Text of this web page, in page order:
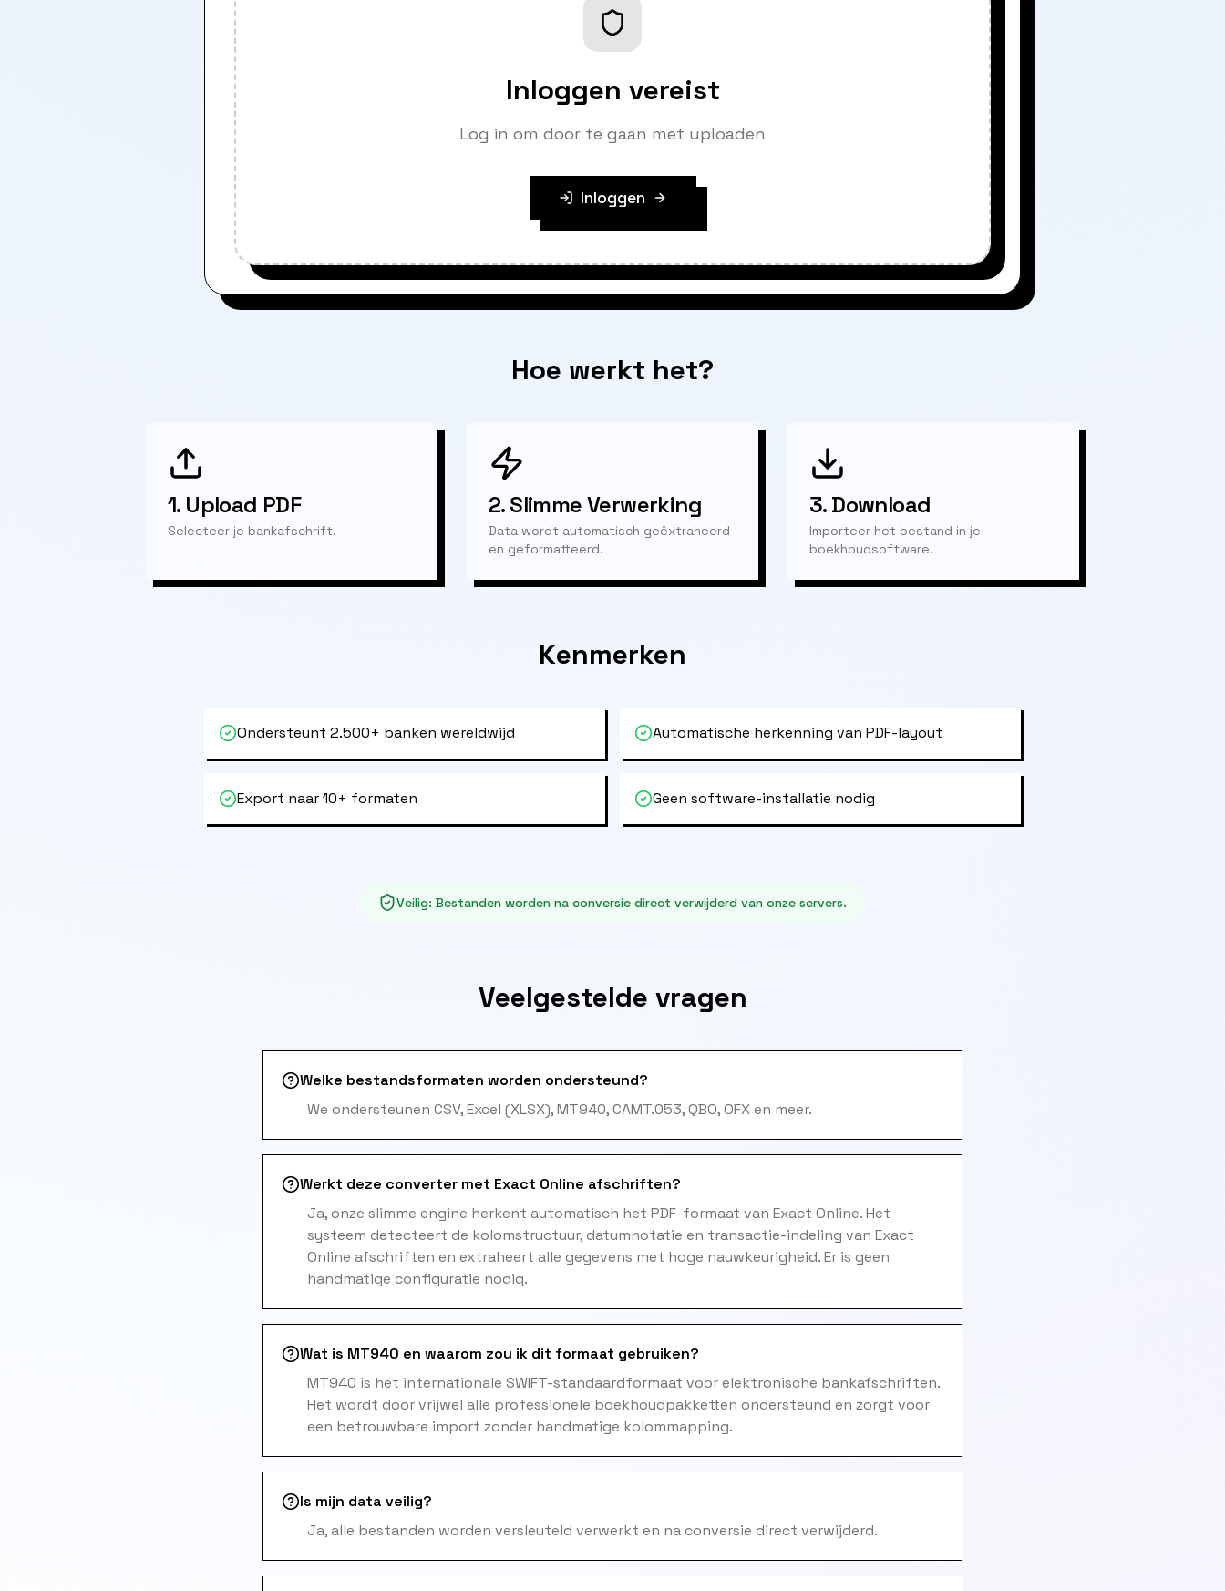
Inloggen vereist
Log in om door te gaan met uploaden
Inloggen
Hoe werkt het?
1. Upload PDF
Selecteer je bankafschrift.
2.Slimme Verwerking
Data wordt automatisch geëxtraheerd
en geformatteerd.
3.Download
Importeer het bestand in je
boekhoudsoftware.
Kenmerken
Ondersteunt 2.500+ banken wereldwijd Automatische herkenning van PDF-layout
Export naar 10+ formaten Geen software-installatie nodig
Veilig: Bestanden worden na conversie direct verwijderd van onze servers.
Veelgestelde vragen
Welke bestandsformaten worden ondersteund?
We ondersteunen CSV, Excel (XLSX), MT940, CAMT.053, QBO, OFX en meer.
Werkt deze converter met Exact Online afschriften?
Ja, onze slimme engine herkent automatisch het PDF-formaat van Exact Online. Het
systeem detecteert de kolomstructuur, datumnotatie en transactie-indeling van Exact
Online afschriften en extraheert alle gegevens met hoge nauwkeurigheid. Er is geen
handmatige configuratie nodig.
Wat is MT940 en waarom zou ik dit formaat gebruiken?
MT940 is het internationale SWIFT-standaardformaat voor elektronische bankafschriften.
Het wordt door vrijwel alle professionele boekhoudpakketten ondersteund en zorgt voor
een betrouwbare import zonder handmatige kolommapping.
Is mijn data veilig?
Ja, alle bestanden worden versleuteld verwerkt en na conversie direct verwijderd.